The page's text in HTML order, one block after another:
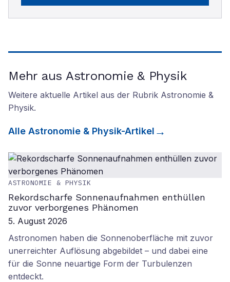
Mehr aus Astronomie & Physik
Weitere aktuelle Artikel aus der Rubrik Astronomie &
Physik.
Alle Astronomie & Physik-Artikel
ASTRONOMIE & PHYSIK
Rekordscharfe Sonnenaufnahmen enthüllen
zuvor verborgenes Phänomen
5. August 2026
Astronomen haben die Sonnenoberfläche mit zuvor
unerreichter Auflösung abgebildet – und dabei eine
für die Sonne neuartige Form der Turbulenzen
entdeckt.